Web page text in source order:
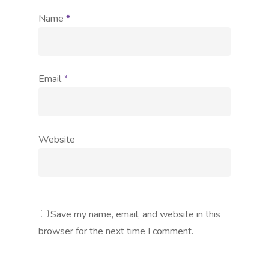
Name *
Email*
Website
Save my name, email, and website in this
browser for the next time I comment.